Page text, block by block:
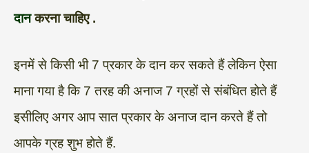
दानकरना चाहिए .
इनमें से किसी भी 7 प्रकार के दान कर सकते हैं लेकिन ऐसा
माना गया है कि 7 तरह की अनाज 7 ग्रहों से संबंधित होते हैं
इसीलिए अगर आप सात प्रकार के अनाज दान करते हैं तो
आपके ग्रह शुभ होते हैं.